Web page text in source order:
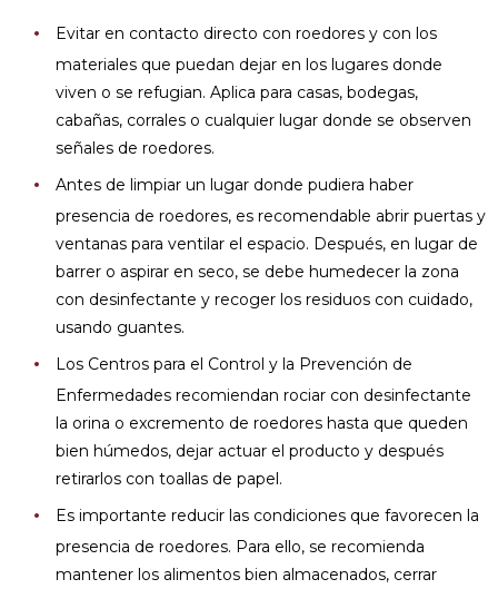
Evitar en contacto directo con roedores y con los
materiales que puedan dejar en los lugares donde
viven o se refugian. Aplica para casas, bodegas,
cabañas, corrales o cualquier lugar donde se observen
señales de roedores.
Antes de limpiar un lugar donde pudiera haber
presencia de roedores, es recomendable abrir puertas y
ventanas para ventilar el espacio. Después, en lugar de
barrer o aspirar en seco, se debe humedecer la zona
con desinfectante y recoger los residuos con cuidado,
usando guantes.
Los Centros para el Control y la Prevención de
Enfermedades recomiendan rociar con desinfectante
la orina o excremento de roedores hasta que queden
bien húmedos, dejar actuar el producto y después
retirarlos con toallas de papel.
Es importante reducir las condiciones que favorecen la
presencia de roedores. Para ello, se recomienda
mantener los alimentos bien almacenados, cerrar